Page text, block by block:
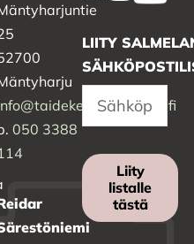
050 3388
LIITY
Liity
listalle
tästä